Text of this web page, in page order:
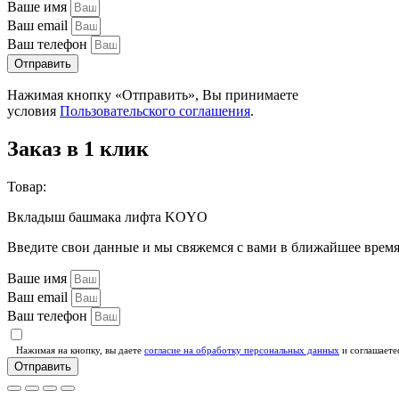
Ваше имя
Ваш email
Ваш телефон
Отправить
Нажимая кнопку «Отправить», Вы принимаете
условия Пользовательского соглашения.
Заказ в 1 клик
Товар:
Вкладыш башмака лифта KOYO
Введите свои данные и мы свяжемся с вами в ближайшее время
Ваше имя
Ваш email
Ваш телефон
Нажимая на кнопку, вы даете согласие на обработку персональных данных и
Отправить